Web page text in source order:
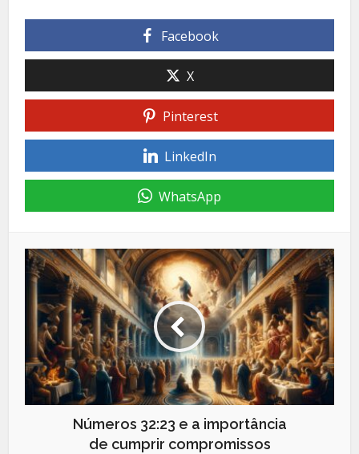
Facebook
X
Pinterest
LinkedIn
WhatsApp
Números 32:23 e a importância
de cumprir compromissos